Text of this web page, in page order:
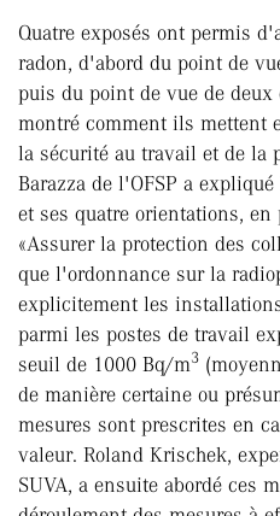
Quatre exposés ont permis
radon, d'abord du point de
puis du point de vue de
montré comment ils mettent
la sécurité au travail et de la
Barazza de l'OFSP a
et ses quatre orientations,
«Assurer la protection des
que l'ordonnance sur la
explicitement les
parmi les postes de travail
seuil de 1000 Bq/m3
de manière certaine ou
mesures sont prescrites en
valeur. Roland Krischek,
SUVA, a ensuite abordé ces